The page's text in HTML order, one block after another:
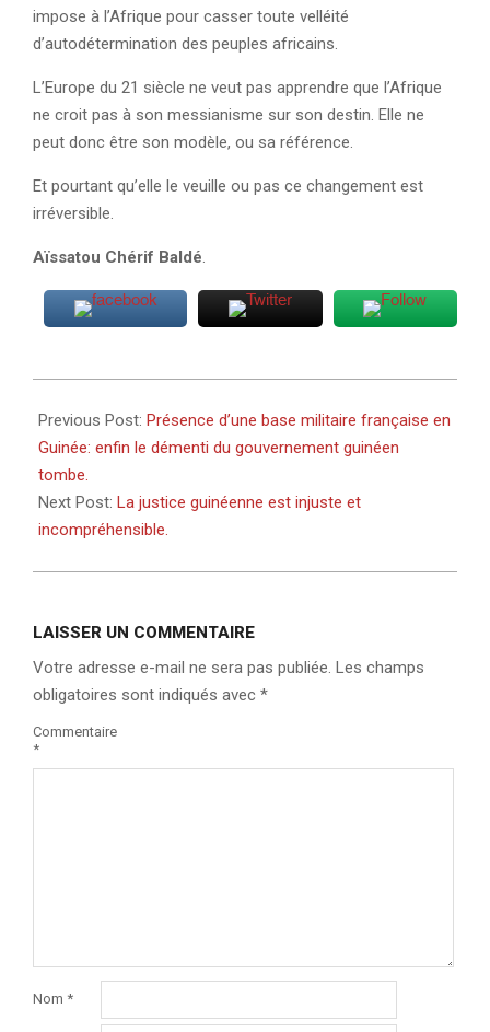
impose à l’Afrique pour casser toute velléité
d’autodétermination des peuples africains.
L’Europe du 21 siècle ne veut pas apprendre que l’Afrique
ne croit pas à son messianisme sur son destin. Elle ne
peut donc être son modèle, ou sa référence.
Et pourtant qu’elle le veuille ou pas ce changement est
irréversible.
Aïssatou Chérif Baldé.
06-
20
Previous Post: Présence d’une base militaire française en
Guinée: enfin le démenti du gouvernement guinéen
tombe.
Next Post: La justice guinéenne est injuste et
incompréhensible.
LAISSER UN COMMENTAIRE
Votre adresse e-mail ne sera pas publiée. Les champs
obligatoires sont indiqués avec *
Commentaire
*
Nom *